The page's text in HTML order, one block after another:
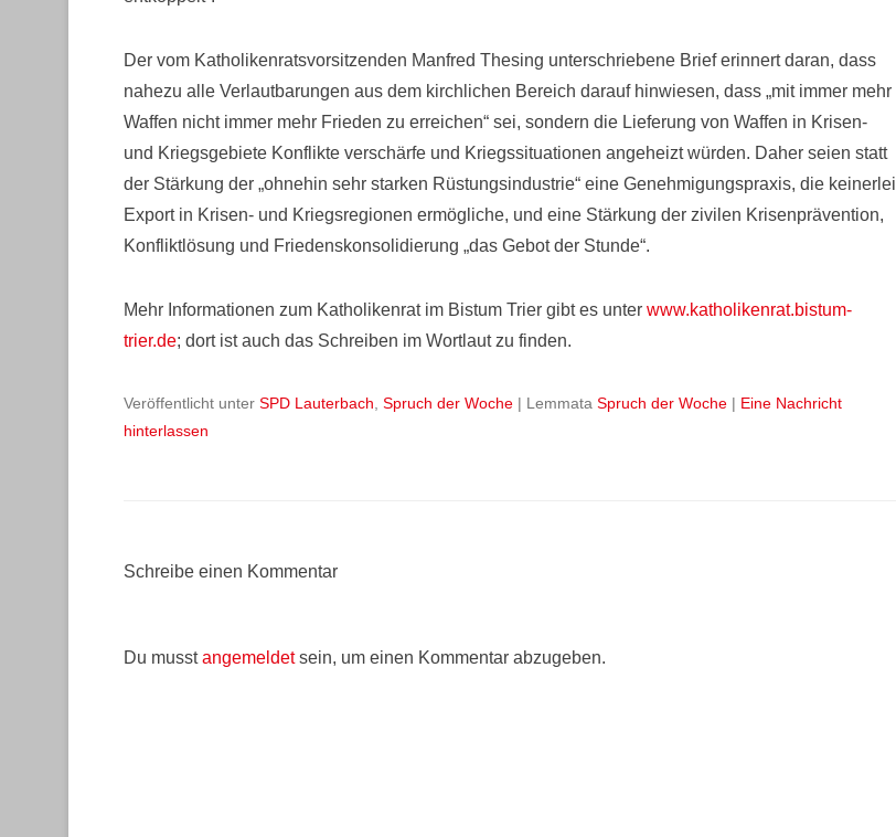
Der vom Katholikenratsvorsitzenden Manfred Thesing unterschriebene Brief erinnert daran, dass
nahezu alle Verlautbarungen aus dem kirchlichen Bereich darauf hinwiesen, dass „mit immer mehr
Waffen nicht immer mehr Frieden zu erreichen“ sei, sondern die Lieferung von Waffen in Krisen-
und Kriegsgebiete Konflikte verschärfe und Kriegssituationen angeheizt würden. Daher seien statt
der Stärkung der „ohnehin sehr starken Rüstungsindustrie“ eine Genehmigungspraxis, die keinerlei
Export in Krisen- und Kriegsregionen ermögliche, und eine Stärkung der zivilen Krisenprävention,
Konfliktlösung und Friedenskonsolidierung „das Gebot der Stunde“.
Mehr Informationen zum Katholikenrat im Bistum Trier gibt es unter www.katholikenrat.bistum-
trier.de; dort ist auch das Schreiben im Wortlaut zu finden.
Veröffentlicht unter SPD Lauterbach Spruch der Woche | Lemmata Spruch der Woche | Eine Nachricht
hinterlassen
Schreibe einen Kommentar
Du musstangemeldetsein, um einen Kommentar abzugeben.